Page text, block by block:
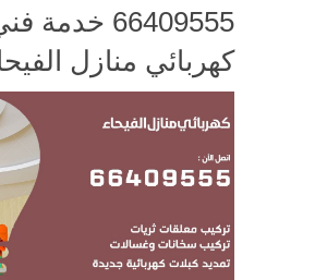
66409555 خدمة
كهربائي منازل